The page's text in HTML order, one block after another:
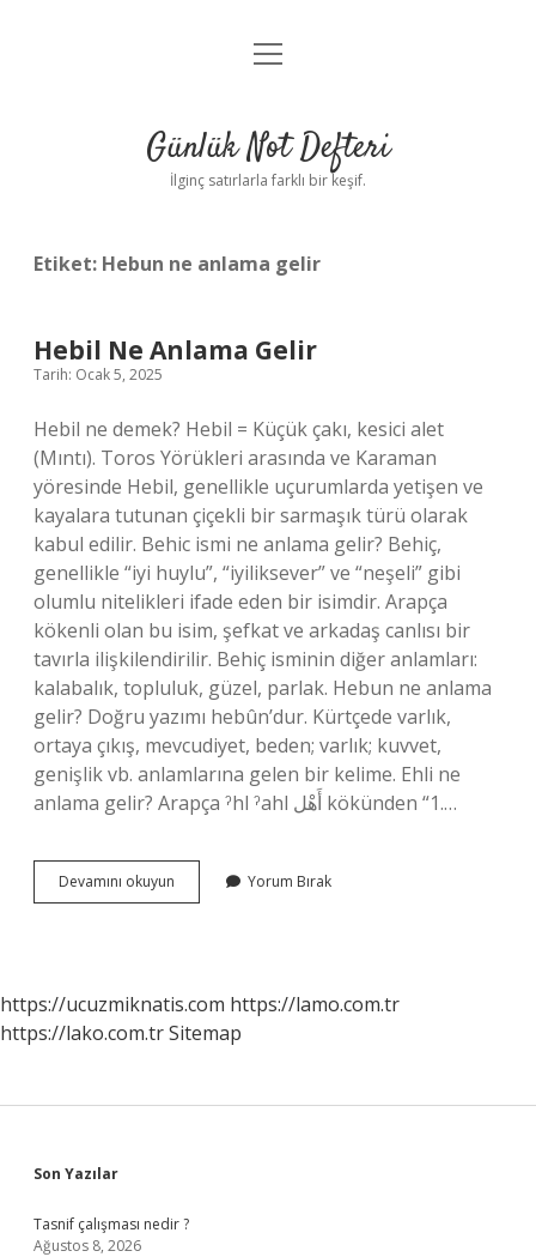
Anasayfa
Yasal Uyarı
menüyü
Günlük Not Defteri
İlginç satırlarla farklı bir keşif.
Etiket: Hebun ne anlama gelir
Hebil Ne Anlama Gelir
Tarih: Ocak 5, 2025
Hebil ne demek? Hebil = Küçük çakı, kesici alet
(Mıntı). Toros Yörükleri arasında ve Karaman
yöresinde Hebil, genellikle uçurumlarda yetişen ve
kayalara tutunan çiçekli bir sarmaşık türü olarak
kabul edilir. Behic ismi ne anlama gelir? Behiç,
genellikle “iyi huylu”, “iyiliksever” ve “neşeli” gibi
olumlu nitelikleri ifade eden bir isimdir. Arapça
kökenli olan bu isim, şefkat ve arkadaş canlısı bir
tavırla ilişkilendirilir. Behiç isminin diğer anlamları:
kalabalık, topluluk, güzel, parlak. Hebun ne anlama
gelir? Doğru yazımı hebûn’dur. Kürtçede varlık,
ortaya çıkış, mevcudiyet, beden; varlık; kuvvet,
genişlik vb. anlamlarına gelen bir kelime. Ehli ne
anlama gelir? Arapça ˀhl ˀahl أَهْل kökünden “1.…
Devamını okuyun
Ne
Yorum Bırak
https://ucuzmiknatis.com https://lamo.com.tr
https://lako.com.trSitemap
Sidebar
Son Yazılar
Tasnif çalışması nedir ?
Ağustos 8, 2026